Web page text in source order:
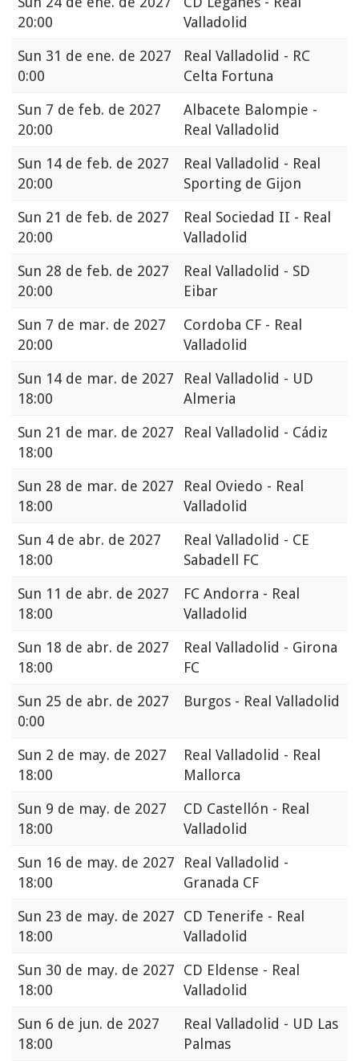
20:00
Valladolid
Sun 31 de ene. de 2027
0:00
Real Valladolid - RC
Celta Fortuna
Sun 7 de feb. de 2027
20:00
Albacete Balompie -
Real Valladolid
Sun 14 de feb. de 2027
20:00
Real Valladolid - Real
Sporting de Gijon
Sun 21 de feb. de 2027
20:00
Real Sociedad II - Real
Valladolid
Sun 28 de feb. de 2027
20:00
Real Valladolid - SD
Eibar
Sun 7 de mar. de 2027
20:00
Cordoba CF - Real
Valladolid
Sun 14 de mar. de 2027
18:00
Real Valladolid - UD
Almeria
Sun 21 de mar. de 2027
18:00
Real Valladolid - Cádiz
Sun 28 de mar. de 2027
18:00
Real Oviedo - Real
Valladolid
Sun 4 de abr. de 2027
18:00
Real Valladolid - CE
Sabadell FC
Sun 11 de abr. de 2027
18:00
FC Andorra - Real
Valladolid
Sun 18 de abr. de 2027
18:00
Real Valladolid - Girona
FC
Sun 25 de abr. de 2027
0:00
Burgos - Real Valladolid
Sun 2 de may. de 2027
18:00
Real Valladolid - Real
Mallorca
Sun 9 de may. de 2027
18:00
CD Castellón - Real
Valladolid
Sun 16 de may. de 2027
18:00
Real Valladolid -
Granada CF
Sun 23 de may. de 2027
18:00
CD Tenerife - Real
Valladolid
Sun 30 de may. de 2027
18:00
CD Eldense - Real
Valladolid
Sun 6 de jun. de 2027
18:00
Real Valladolid - UD Las
Palmas